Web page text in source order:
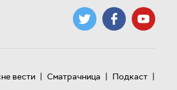
вести | Сматрачница | Подкаст |